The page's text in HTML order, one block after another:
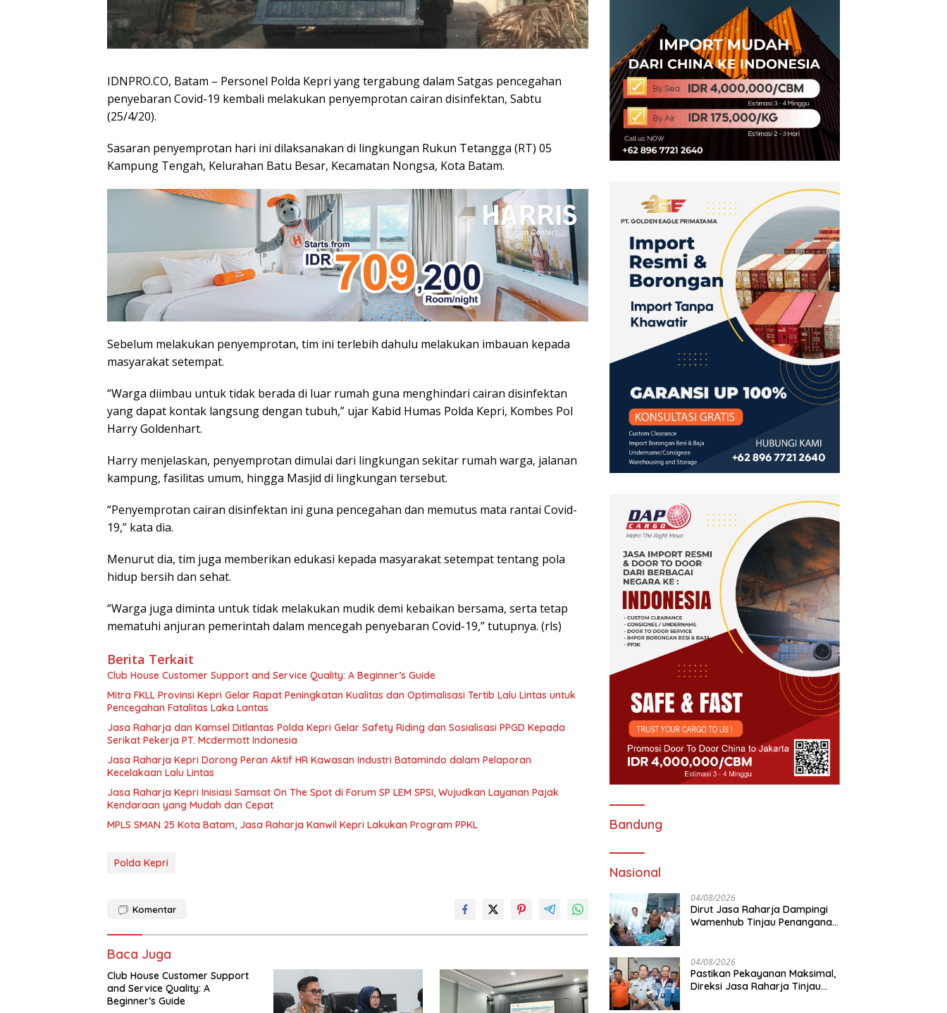
IDNPRO.CO, Batam – Personel Polda Kepri yang tergabung dalam Satgas pencegahan
penyebaran Covid-19 kembali melakukan penyemprotan cairan disinfektan, Sabtu
(25/4/20).
Sasaran penyemprotan hari ini dilaksanakan di lingkungan Rukun Tetangga (RT) 05
Kampung Tengah, Kelurahan Batu Besar, Kecamatan Nongsa, Kota Batam.
Sebelum melakukan penyemprotan, tim ini terlebih dahulu melakukan imbauan kepada
masyarakat setempat.
“Warga diimbau untuk tidak berada di luar rumah guna menghindari cairan disinfektan
yang dapat kontak langsung dengan tubuh,” ujar Kabid Humas Polda Kepri, Kombes Pol
Harry Goldenhart.
Harry menjelaskan, penyemprotan dimulai dari lingkungan sekitar rumah warga, jalanan
kampung, fasilitas umum, hingga Masjid di lingkungan tersebut.
“Penyemprotan cairan disinfektan ini guna pencegahan dan memutus mata rantai Covid-
19,” kata dia.
Menurut dia, tim juga memberikan edukasi kepada masyarakat setempat tentang pola
hidup bersih dan sehat.
“Warga juga diminta untuk tidak melakukan mudik demi kebaikan bersama, serta tetap
mematuhi anjuran pemerintah dalam mencegah penyebaran Covid-19,” tutupnya. (rls)
Berita Terkait
Club House Customer Support and Service Quality: A Beginner’s Guide
Mitra FKLL Provinsi Kepri Gelar Rapat Peningkatan Kualitas dan Optimalisasi Tertib Lalu Lintas untuk
Pencegahan Fatalitas Laka Lantas
Jasa Raharja dan Kamsel Ditlantas Polda Kepri Gelar Safety Riding dan Sosialisasi PPGD Kepada
Serikat Pekerja PT. Mcdermott Indonesia
Jasa Raharja Kepri Dorong Peran Aktif HR Kawasan Industri Batamindo dalam Pelaporan
Kecelakaan Lalu Lintas
Jasa Raharja Kepri Inisiasi Samsat On The Spot di Forum SP LEM SPSI, Wujudkan Layanan Pajak
Kendaraan yang Mudah dan Cepat
MPLS SMAN 25 Kota Batam, Jasa Raharja Kanwil Kepri Lakukan Program PPKL
Polda Kepri
Komentar
Baca Juga
Club House Customer Support
and Service Quality: A
Beginner’s Guide
Bandung
Nasional
04/08/2026
Dirut Jasa Raharja Dampingi
Wamenhub Tinjau Penanganan
04/08/2026
Pastikan Pekayanan Maksimal,
Direksi Jasa Raharja Tinjau